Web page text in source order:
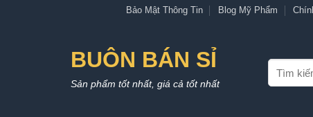
Bảo Mật Thông Tin Blog Mỹ Phẩm
BUÔN BÁN SỈ
Sản phẩm tốt nhất, giá cả tốt nhất
Tìm
kiếm: